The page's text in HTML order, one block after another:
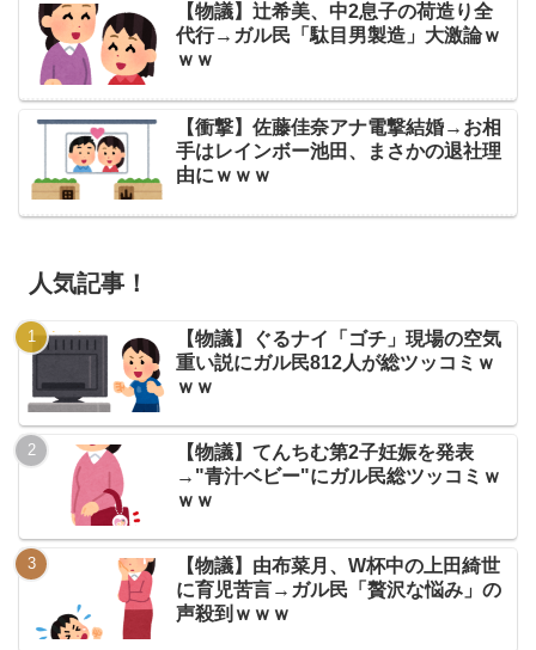
【物議】辻希美、中2息子の荷造り全
代行→ガル民「駄目男製造」大激論ｗ
ｗｗ
【衝撃】佐藤佳奈アナ電撃結婚→お相
手はレインボー池田、まさかの退社理
由にｗｗｗ
人気記事！
【物議】ぐるナイ「ゴチ」現場の空気
重い説にガル民812人が総ツッコミｗ
ｗｗ
【物議】てんちむ第2子妊娠を発表
→"青汁ベビー"にガル民総ツッコミｗ
ｗｗ
【物議】由布菜月、W杯中の上田綺世
に育児苦言→ガル民「贅沢な悩み」の
声殺到ｗｗｗ